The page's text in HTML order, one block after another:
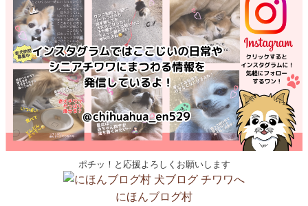
ポチッ！と応援よろしくお願いします
にほんブログ村